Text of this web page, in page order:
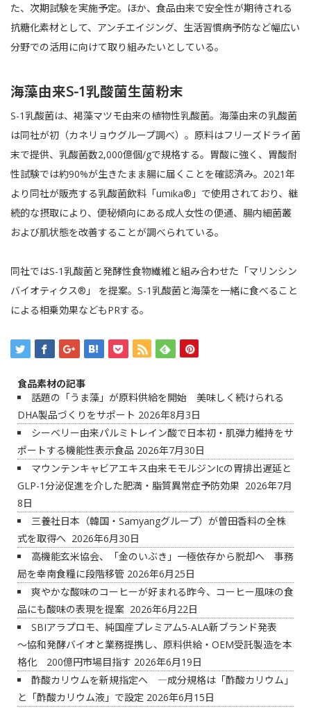
た、次期試験を実施予定。ほか、食品由来で安全性が期待される
抗糖化素材として、アンチエイジング、生活習慣病予防など幅広い
分野での活用に向けて取り組みたいとしている。
海藻由来S-1乳酸菌生菌粉末
S-1乳酸菌は、褐藻マツモ由来の植物性乳酸菌。海藻由来の乳酸菌
は同社が初（カネリョウグループ調べ）。原料はフリーズドライ菌
末で提供、乳酸菌数2,000億個/gで規格する。胃酸に強く、胃酸耐
性試験では約90%が生きたまま腸に届くことを確認済み。2021年
より同社が販売する乳酸菌飲料「umika®」で使用されており、継
続的な摂取により、便秘傾向にある成人女性の便通、腸内細菌叢
および肌状態を改善することが調べられている。
同社ではS-1乳酸菌と発酵性食物繊維と組み合わせた「マリンシン
バイオティクス®」 を提案。S-1乳酸菌と海藻を一緒に食べること
による相乗効果などもPRする。
食品素材の記事
話題の「うま藻」が原料供給を開始 美味しく続けられる
DHA製品づくりをサポート 2026年8月3日
シーベリー由来パルミトレイン酸で日本初・肌弾力維持をサ
ポートする機能性表示食品 2026年7月30日
マウンテンキャビアエキス由来モモルジンIcの胃排出遅延と
GLP-1分泌促進を介した肥満・脂質異常症予防効果 2026年7月
8日
三養社日本（韓国・Samyangグループ）が曽田香料の全株
式を取得へ 2026年6月30日
高機能玄米協会、「金のいぶき」一極依存から脱却へ 事務
局を幸南食糧に段階移管 2026年6月25日
爽やかな酸味のコーヒーが好まれる昨今、コーヒー風味の食
品にも酸味の表現を提案 2026年6月22日
SBIアラプロモ、純国産プレミアム5-ALA新ブランド発表
～協和発酵バイオと業務提携し、原料供給・OEM受託製造を本
格化 200億円市場目指す 2026年6月19日
酢酸カリウムを新規指定へ ―成分規格は「酢酸カリウム」
と「酢酸カリウム液」で設定 2026年6月15日